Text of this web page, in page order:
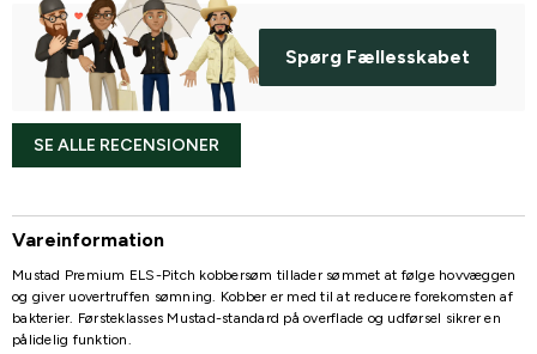
Spørg Fællesskabet
SE ALLE RECENSIONER
Vareinformation
Mustad Premium ELS-Pitch kobbersøm tillader sømmet at følge hovvæggen
og giver uovertruffen sømning. Kobber er med til at reducere forekomsten af
bakterier. Førsteklasses Mustad-standard på overflade og udførsel sikrer en
pålidelig funktion.